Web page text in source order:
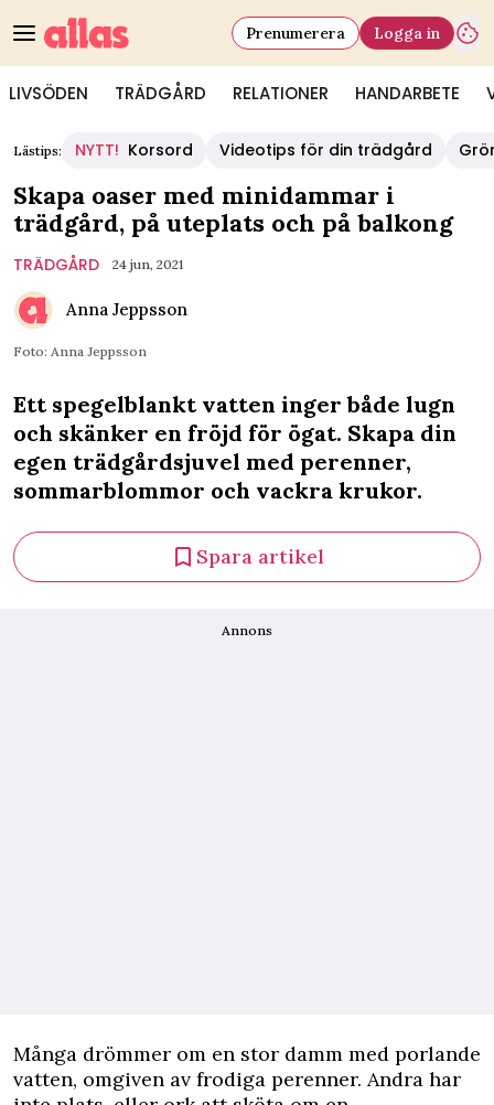
LIVSÖDEN TRÄDGÅRD RELATIONER HANDARBETE
Prenumerera Logga in
Lästips: NYTT! Korsord Videotips för din trädgård
Skapa oaser med minidammar i
trädgård, på uteplats och på balkong
TRÄDGÅRD 24 jun, 2021
Anna Jeppsson
Foto: Anna Jeppsson
Ett spegelblankt vatten inger både lugn
och skänker en fröjd för ögat. Skapa din
egen trädgårdsjuvel med perenner,
sommarblommor och vackra krukor.
Spara artikel
Annons
Många drömmer om en stor damm med porlande
vatten, omgiven av frodiga perenner. Andra har